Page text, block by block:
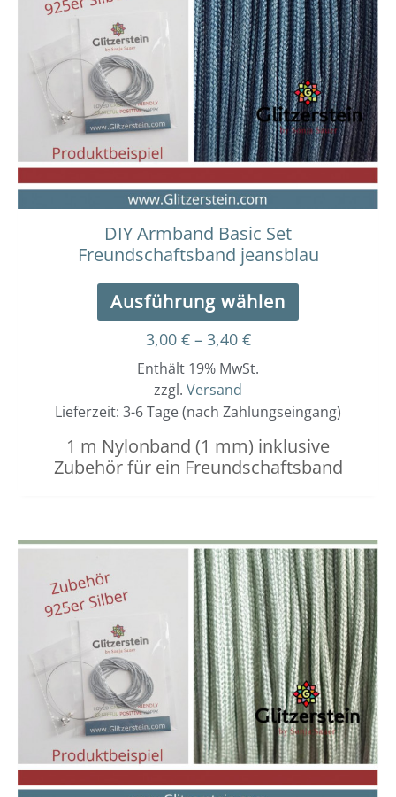
DIY Armband Basic Set
Freundschaftsband jeansblau
Ausführung wählen
mehrere
Varianten
auf.
Die
Optionen
können
auf
der
3,00 € – 3,40 €
3,40 €
Enthält 19% MwSt.
zzgl. Versand
Lieferzeit: 3-6 Tage (nach Zahlungseingang)
1 m Nylonband (1 mm) inklusive
Zubehör für ein Freundschaftsband
Dieses
Produkt
weist
mehrere
Varianten
auf.
Die
Optionen
können
auf
der
Preisspanne:
3,00 €
bis
3,40 €